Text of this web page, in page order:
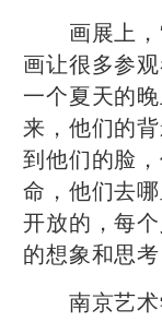
画展上，“
画让很多参
一个夏天的
来，他们的
到他们的脸
命，他们去
开放的，每
的想象和思考
南京艺术